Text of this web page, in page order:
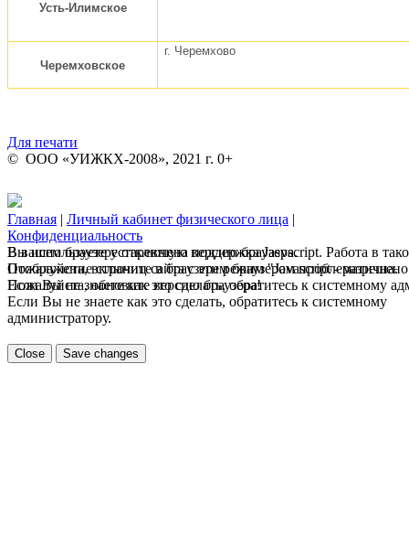
Усть-Илимское
Черемховское
г. Черемхово
Для печати
© ООО «УИЖКХ-2008», 2021 г. 0+
Главная | Личный кабинет физического лица |
Конфиденциальность
В вашем браузере отключена поддержка Jasvscript. Работа в
Пожалуйста, включите в браузере режим "Javascript -
Если Вы не знаете как это сделать, обратитесь к системному
Вы используете устаревшую версию браузера.
Отображение страниц сайта с этим браузером проблематична.
Пожалуйста, обновите версию браузера!
Если Вы не знаете как это сделать, обратитесь к системному
администратору.
Close Save changes